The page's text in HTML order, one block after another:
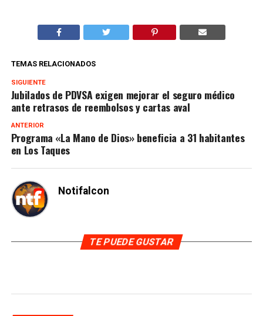
TEMAS RELACIONADOS
SIGUIENTE
Jubilados de PDVSA exigen mejorar el seguro médico
ante retrasos de reembolsos y cartas aval
ANTERIOR
Programa «La Mano de Dios» beneficia a 31 habitantes
en Los Taques
Notifalcon
TE PUEDE GUSTAR